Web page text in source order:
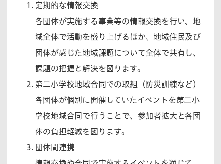
定期的な情報交換
各団体が実施する事業等の情報交換を行い、地
域全体で活動を盛り上げるほか、地域住民及び
団体が感じた地域課題について全体で共有し、
課題の把握と解決を図ります。
第二小学校地域合同での取組（防災訓練など）
各団体が個別に開催していたイベントを第二小
学校地域合同で行うことで、参加者拡大と各団
体の負担軽減を図ります。
団体間連携